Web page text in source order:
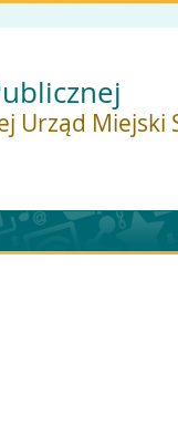
Urząd Miejski